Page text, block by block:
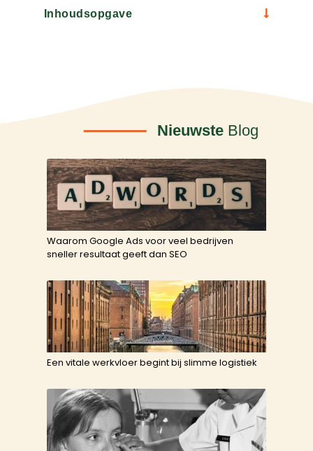
Inhoudsopgave
Nieuwste Blog
Waarom Google Ads voor veel bedrijven
sneller resultaat geeft dan SEO
Een vitale werkvloer begint bij slimme logistiek